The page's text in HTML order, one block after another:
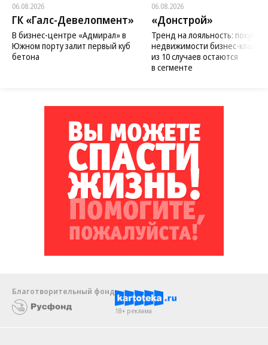
06.08.2026
ГК «Галс-Девелопмент»
В бизнес-центре «Адмирал» в
Южном порту залит первый куб
бетона
06.08.2026
«Донстрой»
Тренд на лояльность:
недвижимости бизнес-класса
из 10 случаев остаются
в сегменте
Благотворительный фонд
18+ реклама